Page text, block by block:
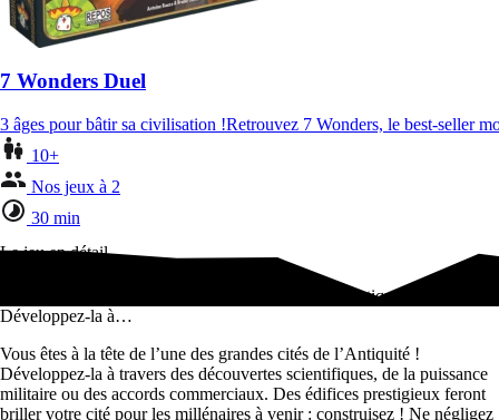
7 Wonders Duel
3 âges pour bâtir sa civilisation !Retrouvez 7 Wonders, le best-seller
10+
Nos jeux à 2
30 min
Le jeu en détail
Vous êtes à la tête de l’une des grandes cités de l’Antiquité !
Développez-la à…
Vous êtes à la tête de l’une des grandes cités de l’Antiquité !
Développez-la à travers des découvertes scientifiques, de la puissance
militaire ou des accords commerciaux. Des édifices prestigieux feront
briller votre cité pour les millénaires à venir : construisez ! Ne négligez